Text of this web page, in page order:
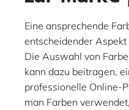
Eine ansprechende
entscheidender
Die Auswahl von
kann dazu beitragen,
professionelle Online-
man Farben